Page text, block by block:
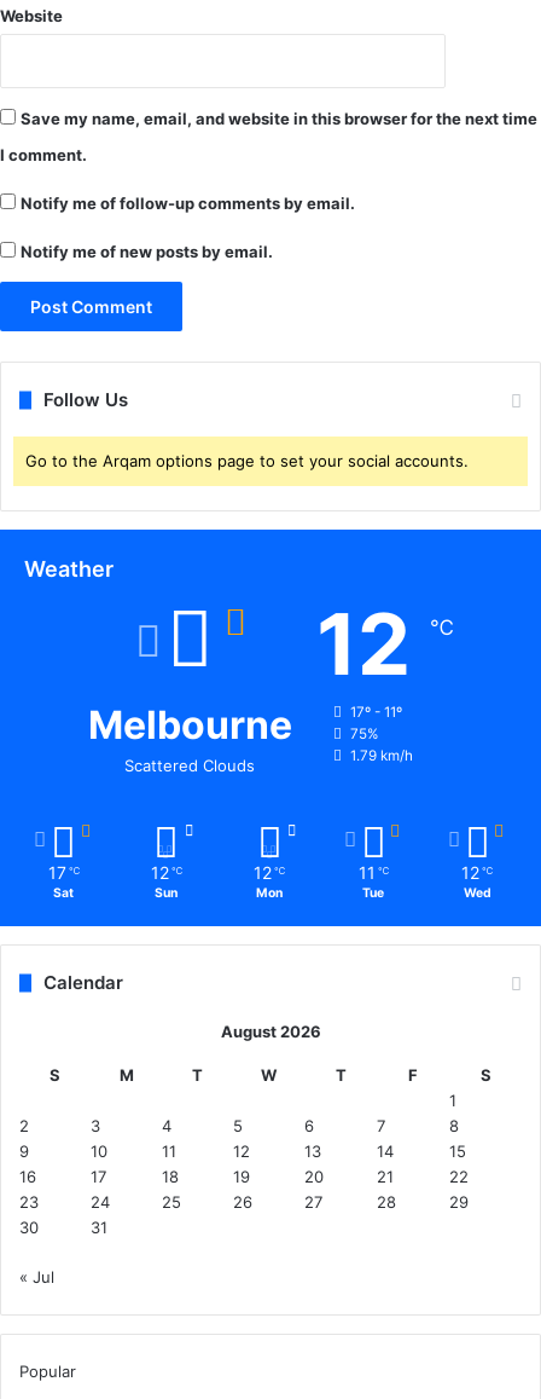
गी
ति
गा
Website
Save my name, email, and website in this browser for the next time
I comment.
Notify me of follow-up comments by email.
Notify me of new posts by email.
Follow Us
Go to the Arqam options page to set your social accounts.
Weather
Melbourne
Scattered Clouds
12 ℃
17º - 11º
75%
1.79 km/h
17 ℃
Sat
12 ℃
Sun
12 ℃
Mon
11 ℃
Tue
12 ℃
Wed
Calendar
August 2026
S M T W T F
S
1
2
3 4 5 6 7
8
9
10 11 12 13 14
15
16
17 18 19 20 21
22
23
24 25 26 27 28
29
30
31
« Jul
Popular